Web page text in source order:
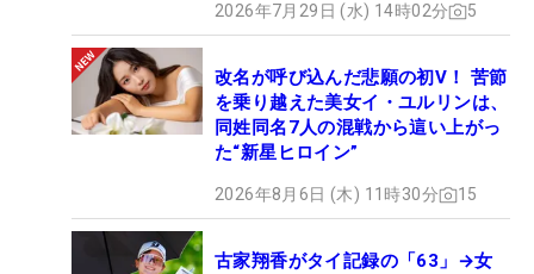
2026年7月29日 (水) 14時02分 5
改名が呼び込んだ悲願の初V！ 苦節
を乗り越えた美女イ・ユルリンは、
同姓同名7人の混戦から這い上がっ
た“新星ヒロイン”
2026年8月6日 (木) 11時30分 15
古家翔香がタイ記録の「63」→女